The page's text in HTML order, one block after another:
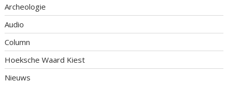
Archeologie
Audio
Column
Hoeksche Waard Kiest
Nieuws